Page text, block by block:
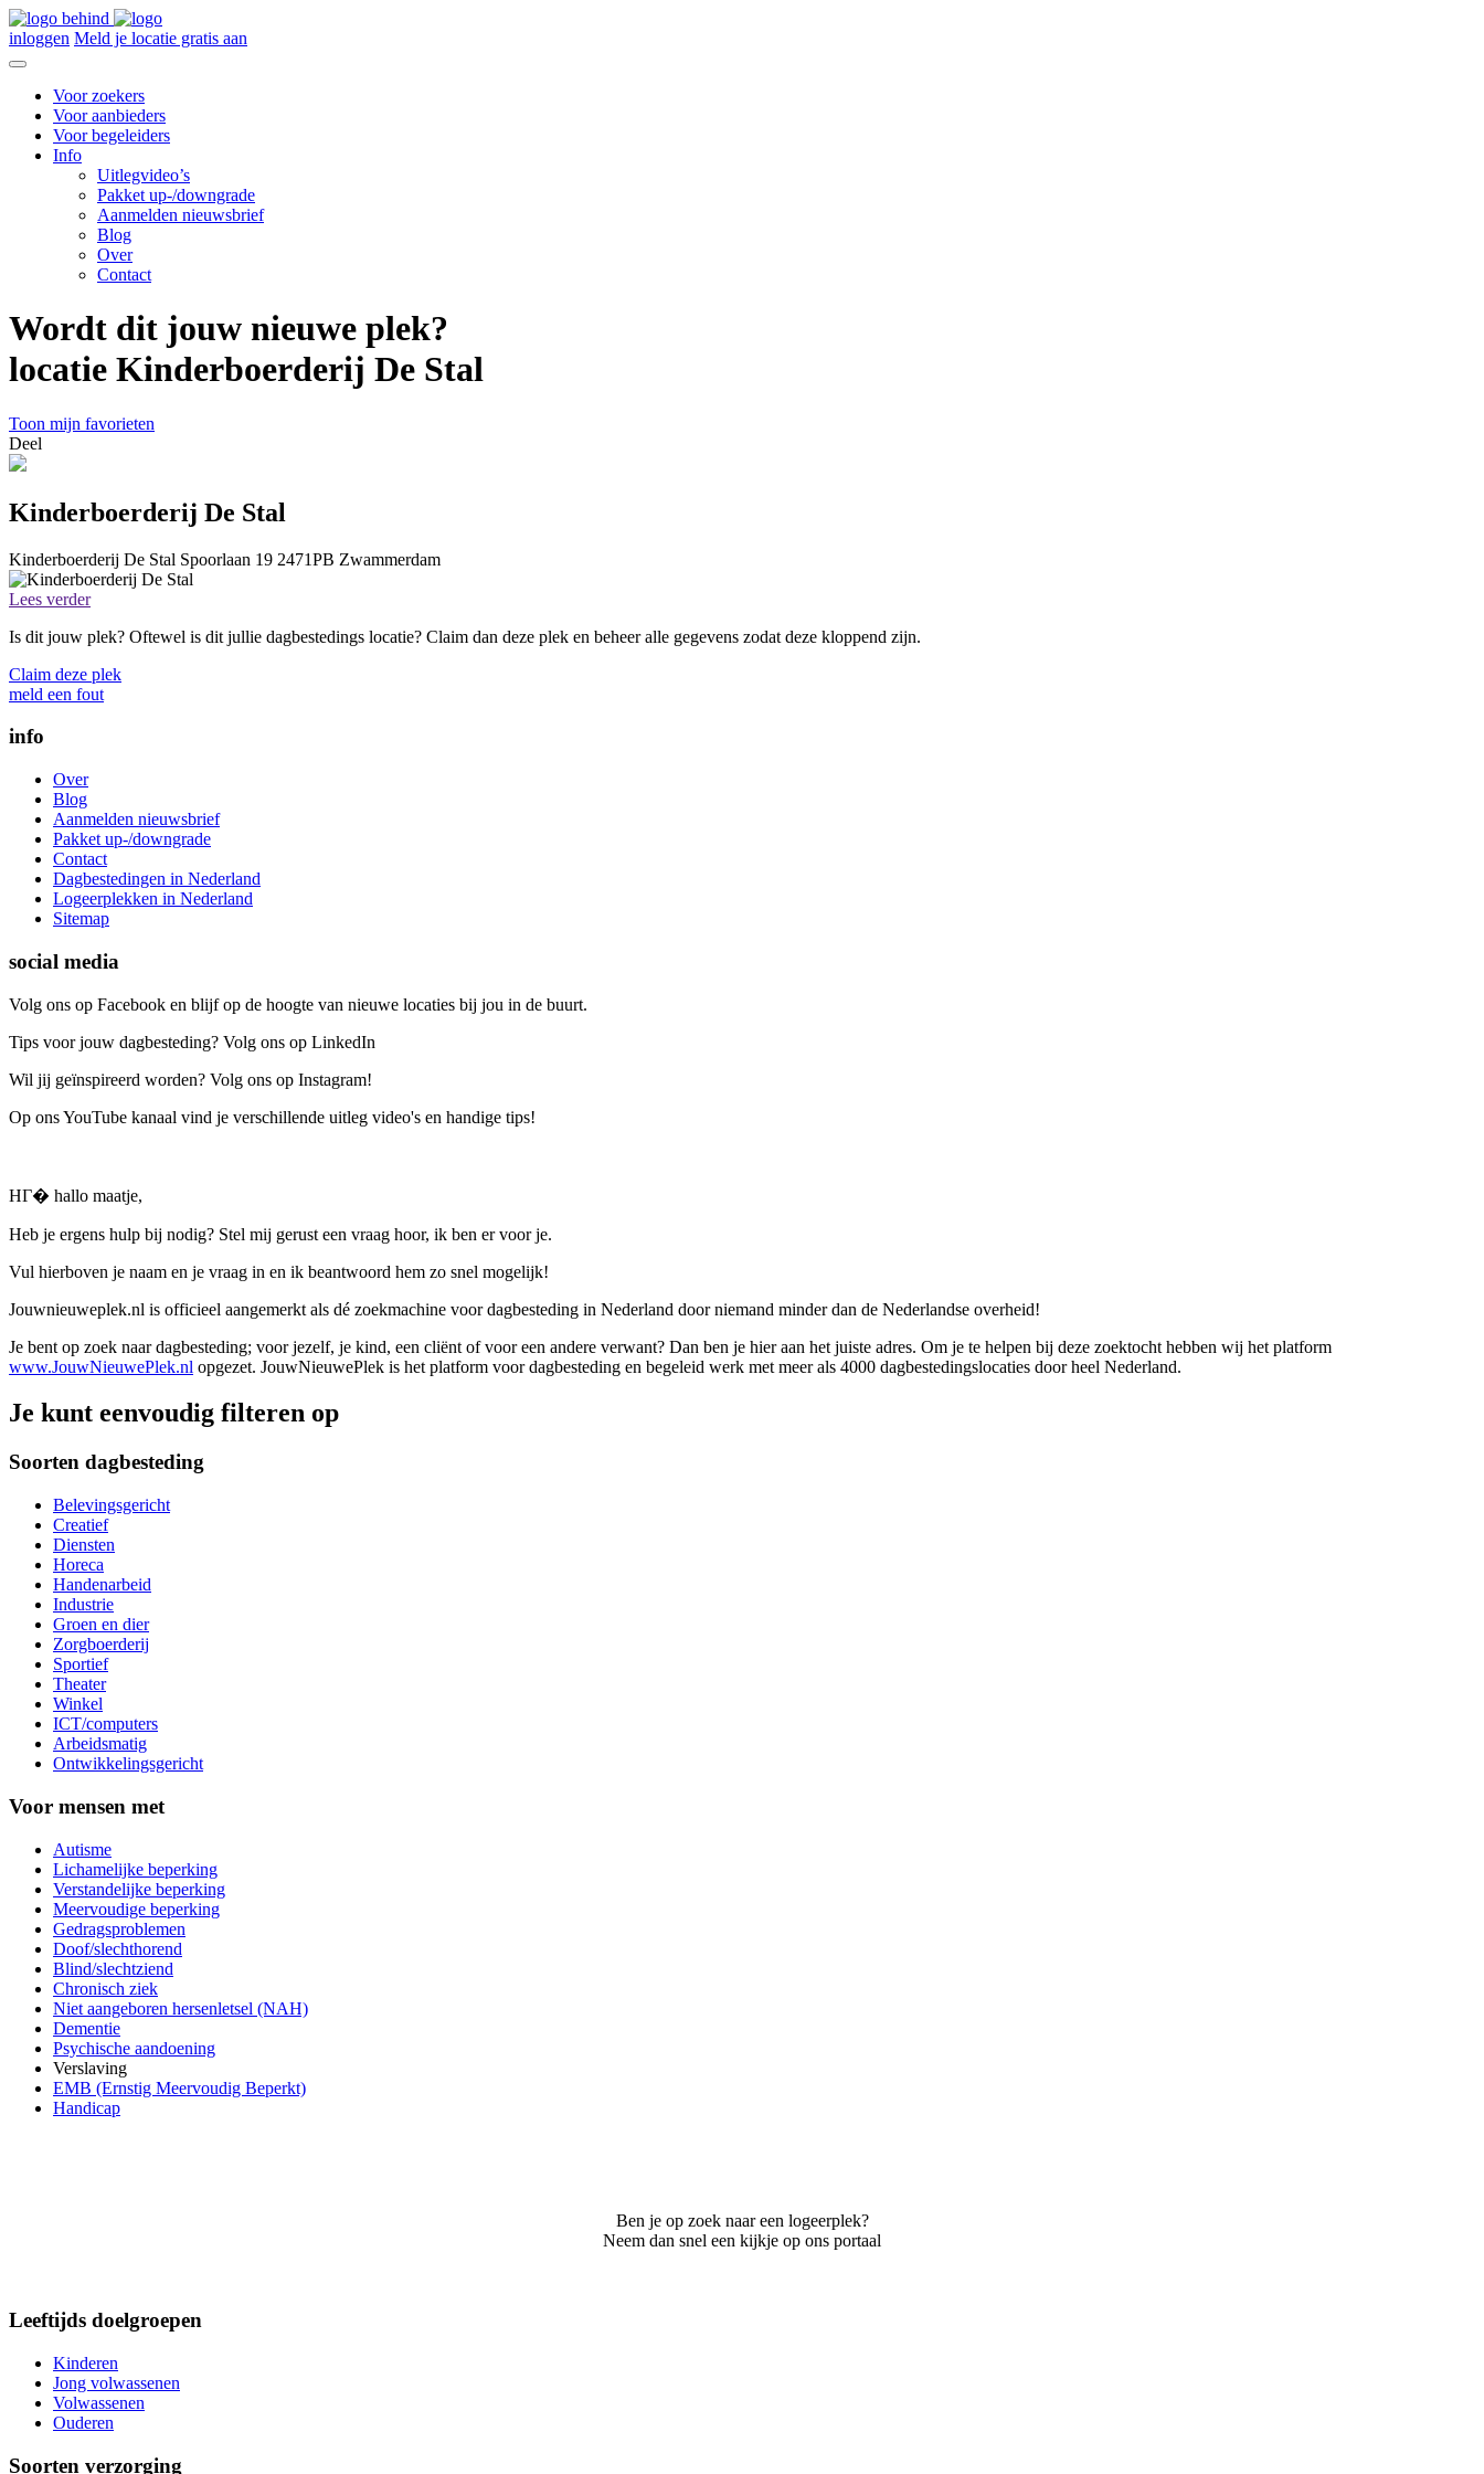
inloggen Meld je locatie gratis aan
Voor zoekers
Voor aanbieders
Voor begeleiders
Info
Uitlegvideo’s
Pakket up-/downgrade
Aanmelden nieuwsbrief
Blog
Over
Contact
Wordt dit jouw nieuwe plek?
locatie Kinderboerderij De Stal
Toon mijn favorieten
Deel
Kinderboerderij De Stal
Kinderboerderij De Stal Spoorlaan 19 2471PB Zwammerdam
Lees verder
Is dit jouw plek? Oftewel is dit jullie dagbestedings locatie? Claim dan deze plek en beheer alle gegevens zodat deze kloppend zijn.
Claim deze plek
meld een fout
info
Over
Blog
Aanmelden nieuwsbrief
Pakket up-/downgrade
Contact
Dagbestedingen in Nederland
Logeerplekken in Nederland
Sitemap
social media
Volg ons op Facebook en blijf op de hoogte van nieuwe locaties bij jou in de buurt.
Tips voor jouw dagbesteding? Volg ons op LinkedIn
Wil jij geïnspireerd worden? Volg ons op Instagram!
Op ons YouTube kanaal vind je verschillende uitleg video's en handige tips!
HГ� hallo maatje,
Heb je ergens hulp bij nodig? Stel mij gerust een vraag hoor, ik ben er voor je.
Vul hierboven je naam en je vraag in en ik beantwoord hem zo snel mogelijk!
Jouwnieuweplek.nl is officieel aangemerkt als dé zoekmachine voor dagbesteding in Nederland door niemand minder dan de Nederlandse overheid!
Je bent op zoek naar dagbesteding; voor jezelf, je kind, een cliënt of voor een andere verwant? Dan ben je hier aan het juiste adres. Om je te helpen bij deze zoektocht hebben wij het platform
www.JouwNieuwePlek.nl opgezet. JouwNieuwePlek is het platform voor dagbesteding en begeleid werk met meer als 4000 dagbestedingslocaties door heel Nederland.
Je kunt eenvoudig filteren op
Soorten dagbesteding
Belevingsgericht
Creatief
Diensten
Horeca
Handenarbeid
Industrie
Groen en dier
Zorgboerderij
Sportief
Theater
Winkel
ICT/computers
Arbeidsmatig
Ontwikkelingsgericht
Voor mensen met
Autisme
Lichamelijke beperking
Verstandelijke beperking
Meervoudige beperking
Gedragsproblemen
Doof/slechthorend
Blind/slechtziend
Chronisch ziek
Niet aangeboren hersenletsel (NAH)
Dementie
Psychische aandoening
Verslaving
EMB (Ernstig Meervoudig Beperkt)
Handicap
Ben je op zoek naar een logeerplek?
Neem dan snel een kijkje op ons portaal
Leeftijds doelgroepen
Kinderen
Jong volwassenen
Volwassenen
Ouderen
Soorten verzorging